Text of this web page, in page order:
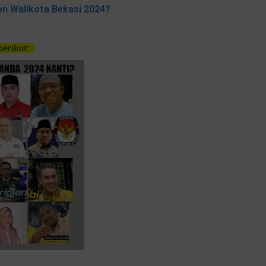
Walikota Bekasi 2024?